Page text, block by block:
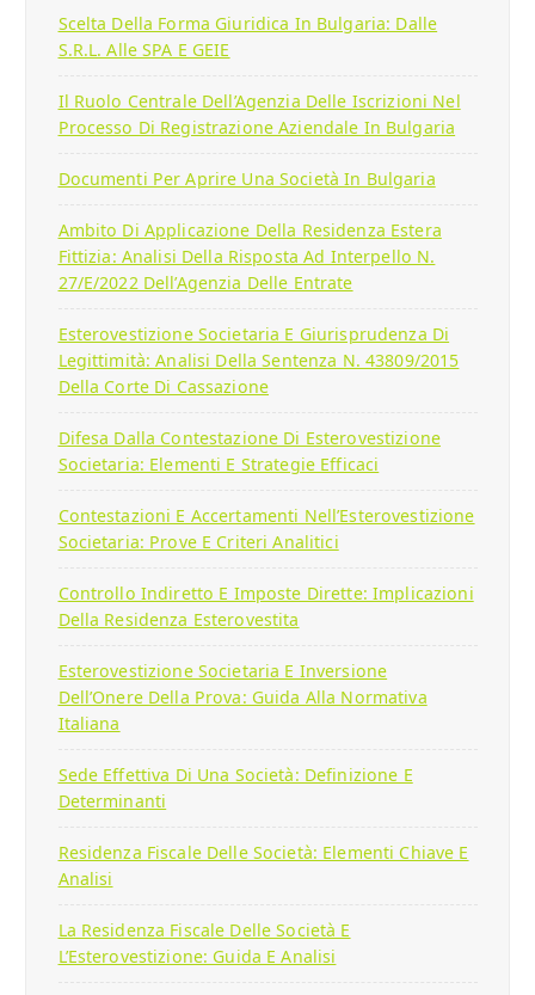
Scelta Della Forma Giuridica In Bulgaria: Dalle
S.r.l. Alle SPA E GEIE
Il Ruolo Centrale Dell’Agenzia Delle Iscrizioni Nel
Processo Di Registrazione Aziendale In Bulgaria
Documenti Per Aprire Una Società In Bulgaria
Ambito Di Applicazione Della Residenza Estera
Fittizia: Analisi Della Risposta Ad Interpello N.
27/E/2022 Dell’Agenzia Delle Entrate
Esterovestizione Societaria E Giurisprudenza Di
Legittimità: Analisi Della Sentenza N. 43809/2015
Della Corte Di Cassazione
Difesa Dalla Contestazione Di Esterovestizione
Societaria: Elementi E Strategie Efficaci
Contestazioni E Accertamenti Nell’Esterovestizione
Societaria: Prove E Criteri Analitici
Controllo Indiretto E Imposte Dirette: Implicazioni
Della Residenza Esterovestita
Esterovestizione Societaria E Inversione
Dell’Onere Della Prova: Guida Alla Normativa
Italiana
Sede Effettiva Di Una Società: Definizione E
Determinanti
Residenza Fiscale Delle Società: Elementi Chiave E
Analisi
La Residenza Fiscale Delle Società E
L’Esterovestizione: Guida E Analisi